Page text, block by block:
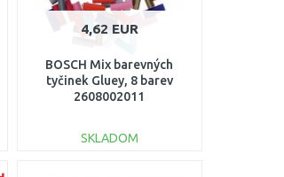
4,62 EUR
BOSCH Mix barevných
tyčinek Gluey, 8 barev
2608002011
SKLADOM